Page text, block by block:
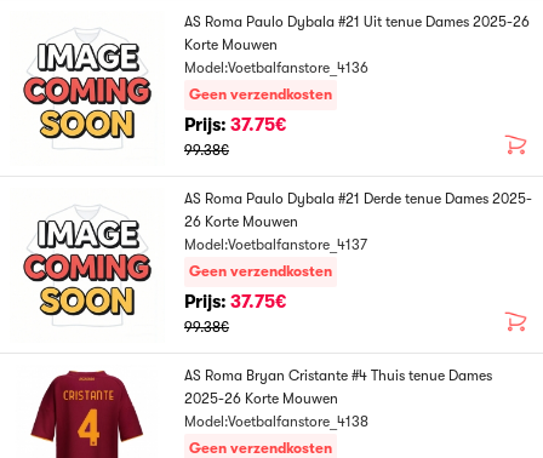
AS Roma Paulo Dybala #21 Uit tenue Dames 2025-26
Korte Mouwen
Model:Voetbalfanstore_4136
Geen verzendkosten
Prijs: 37.75€
99.38€
AS Roma Paulo Dybala #21 Derde tenue Dames 2025-
26 Korte Mouwen
Model:Voetbalfanstore_4137
Geen verzendkosten
Prijs: 37.75€
99.38€
AS Roma Bryan Cristante #4 Thuis tenue Dames
2025-26 Korte Mouwen
Model:Voetbalfanstore_4138
Geen verzendkosten